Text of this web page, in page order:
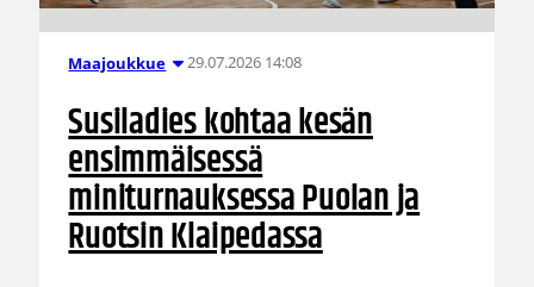
Maajoukkue 29.07.2026 14:08
Susiladies kohtaa kesän
ensimmäisessä
miniturnauksessa Puolan ja
Ruotsin Klaipedassa